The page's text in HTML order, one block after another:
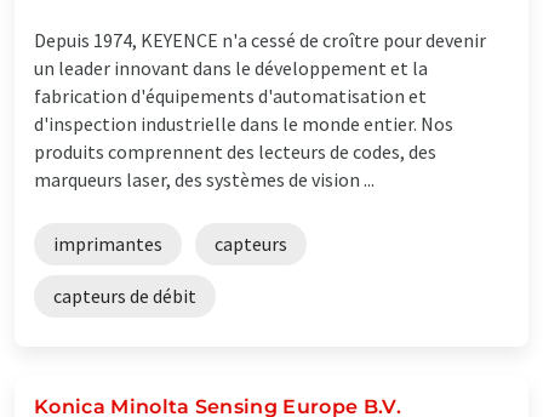
Depuis 1974, KEYENCE n'a cessé de croître pour devenir
un leader innovant dans le développement et la
fabrication d'équipements d'automatisation et
d'inspection industrielle dans le monde entier. Nos
produits comprennent des lecteurs de codes, des
marqueurs laser, des systèmes de vision ...
imprimantes capteurs
capteurs de débit
Konica Minolta Sensing Europe B.V.